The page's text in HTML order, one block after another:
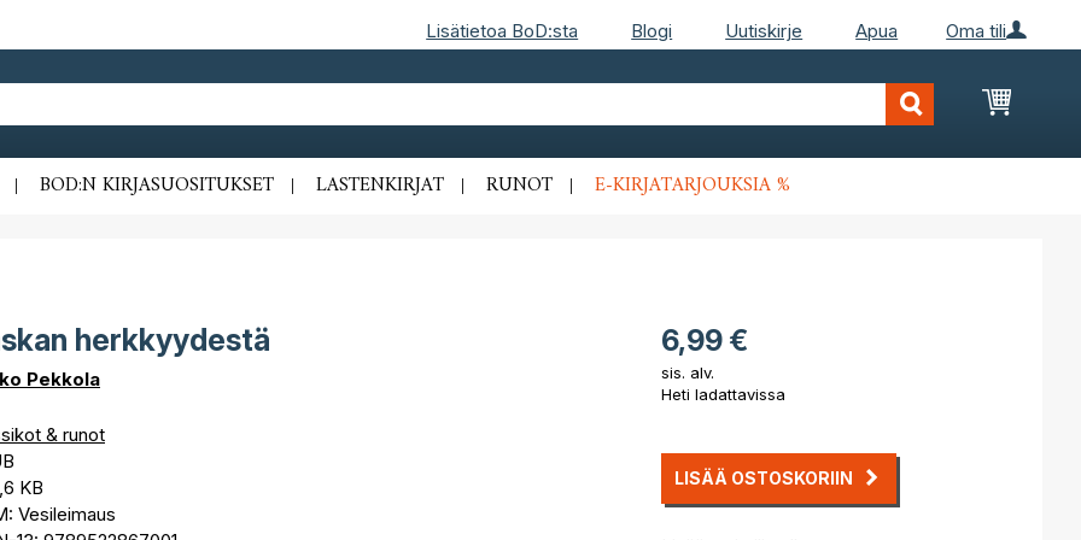
Oma tili
Lisätietoa BoD:sta Blogi Uutiskirje Apua
BOD:N KIRJASUOSITUKSET LASTENKIRJAT RUNOT E-KIRJATARJOUKSIA %
herkkyydestä
Pekkola
& runot
KB
Vesileimaus
6,99 €
sis. alv.
Heti ladattavissa
LISÄÄ OSTOSKORIIN